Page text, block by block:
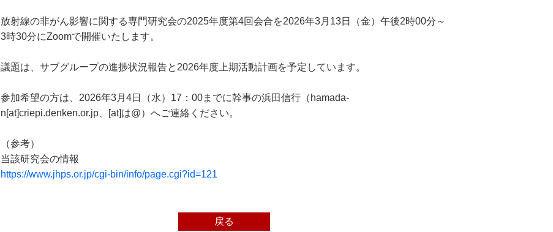
放射線の非がん影響に関する専門研究会の2025年度第4回会合を2026年3月13日（金）午後2時00分～
3時30分にZoomで開催いたします。
議題は、サブグループの進捗状況報告と2026年度上期活動計画を予定しています。
参加希望の方は、2026年3月4日（水）17：00までに幹事の浜田信行（hamada-
n[at]criepi.denken.or.jp、[at]は@）へご連絡ください。
（参考）
当該研究会の情報
https://www.jhps.or.jp/cgi-bin/info/page.cgi?id=121
戻る